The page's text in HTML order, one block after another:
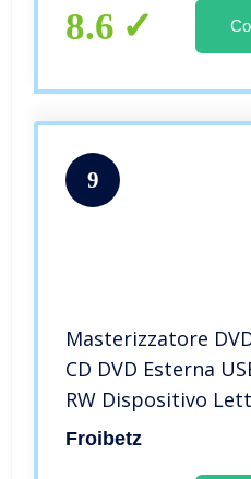
connettività tv –
8.6
9
Masterizzatore
CD DVD Esterna
RW Dispositivo
Portatile Ultra Slim
Froibetz